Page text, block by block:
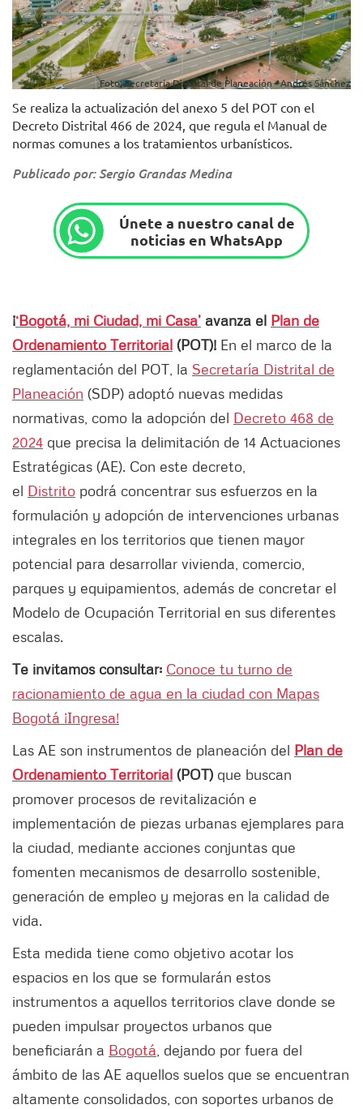
Foto: Secretaría Distrital de Planeación - Andrés Sánchez
Se realiza la actualización del anexo 5 del POT con el
Decreto Distrital 466 de 2024, que regula el Manual de
normas comunes a los tratamientos urbanísticos.
Publicado por: Sergio Grandas Medina
Únete a nuestro canal de
noticias en WhatsApp
¡‘Bogotá, mi Ciudad, mi Casa’ avanza el Plan de
Ordenamiento Territorial (POT)! En el marco de la
reglamentación del POT, la Secretaría Distrital de
Planeación (SDP) adoptó nuevas medidas
normativas, como la adopción del Decreto 468 de
2024 que precisa la delimitación de 14 Actuaciones
Estratégicas (AE). Con este decreto,
el Distrito podrá concentrar sus esfuerzos en la
formulación y adopción de intervenciones urbanas
integrales en los territorios que tienen mayor
potencial para desarrollar vivienda, comercio,
parques y equipamientos, además de concretar el
Modelo de Ocupación Territorial en sus diferentes
escalas.
Te invitamos consultar: Conoce tu turno de
racionamiento de agua en la ciudad con Mapas
Bogotá ¡Ingresa!
Las AE son instrumentos de planeación del Plan de
Ordenamiento Territorial (POT) que buscan
promover procesos de revitalización e
implementación de piezas urbanas ejemplares para
la ciudad, mediante acciones conjuntas que
fomenten mecanismos de desarrollo sostenible,
generación de empleo y mejoras en la calidad de
vida.
Esta medida tiene como objetivo acotar los
espacios en los que se formularán estos
instrumentos a aquellos territorios clave donde se
pueden impulsar proyectos urbanos que
beneficiarán a Bogotá , dejando por fuera del
ámbito de las AE aquellos suelos que se encuentran
altamente consolidados, con soportes urbanos de